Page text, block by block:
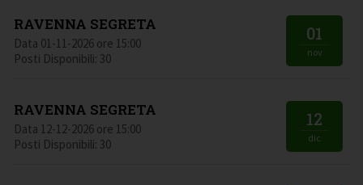
RAVENNA SEGRETA
Data 01-11-2026 ore 15:00
Posti Disponibili: 30
01
nov
RAVENNA SEGRETA
Data 12-12-2026 ore 15:00
Posti Disponibili: 30
12
dic